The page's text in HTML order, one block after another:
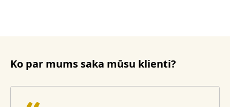
Ko par mums saka mūsu klienti?